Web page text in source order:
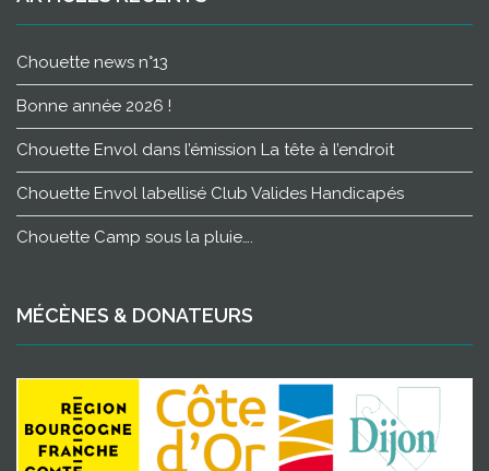
Chouette news n°13
Bonne année 2026 !
Chouette Envol dans l’émission La tête à l’endroit
Chouette Envol labellisé Club Valides Handicapés
Chouette Camp sous la pluie….
MÉCÈNES & DONATEURS